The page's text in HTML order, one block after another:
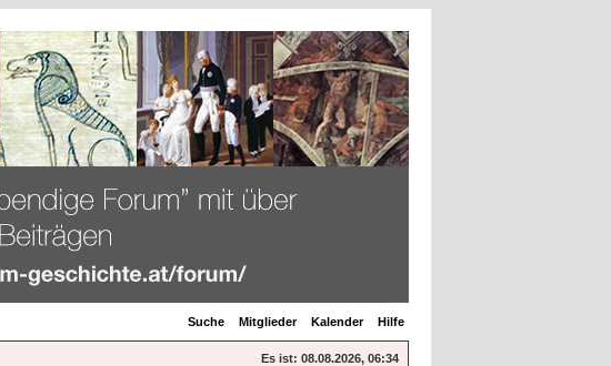
Suche Mitglieder Kalender Hilfe
Es ist: 08.08.2026, 06:34